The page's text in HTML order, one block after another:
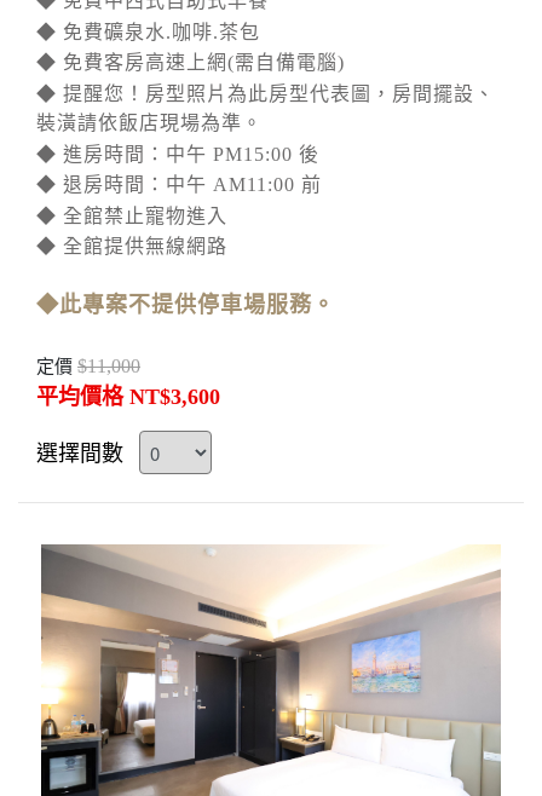
◆ 免費礦泉水.咖啡.茶包
◆ 免費客房高速上網(需自備電腦)
◆ 提醒您！房型照片為此房型代表圖，房間擺設、
裝潢請依飯店現場為準。
◆ 進房時間：中午 PM15:00 後
◆ 退房時間：中午 AM11:00 前
◆ 全館禁止寵物進入
◆ 全館提供無線網路
◆此專案不提供停車場服務。
定價 $11,000
平均價格 NT$3,600
選擇間數